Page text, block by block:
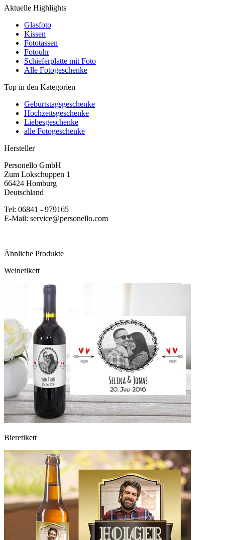
Aktuelle Highlights
Glasfoto
Kissen
Fototassen
Fotouhr
Schieferplatte mit Foto
Alle Fotogeschenke
Top in den Kategorien
Geburtstagsgeschenke
Hochzeitsgeschenke
Liebesgeschenke
alle Fotogeschenke
Hersteller
Personello GmbH
Zum Lokschuppen 1
66424 Homburg
Deutschland
Tel: 06841 - 979165
E-Mail: service@personello.com
Ähnliche Produkte
Weinetikett
Bieretikett